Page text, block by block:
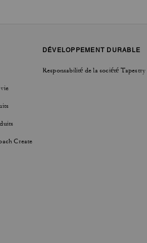
Create
DÉVELOPPEMENT DURABLE
Responsabilité de la société Tapestry